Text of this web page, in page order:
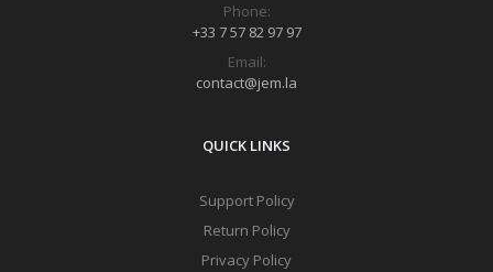
Phone:
+33 7 57 82 97 97
Email:
contact@jem.la
QUICK LINKS
Support Policy
Return Policy
Privacy Policy